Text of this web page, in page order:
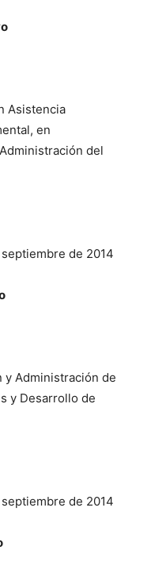
Asistencia
en
del
de 2014
y Administración de
y Desarrollo de
de 2014